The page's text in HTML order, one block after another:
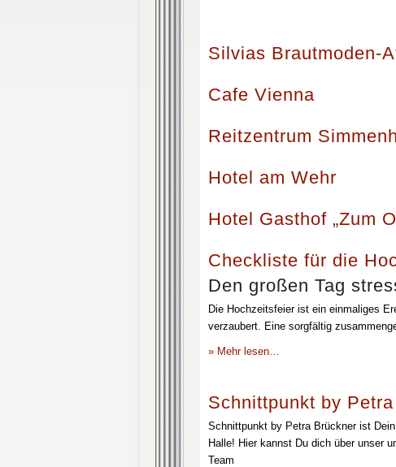
Silvias Brautmoden-
Cafe Vienna
Reitzentrum
Hotel am Wehr
Hotel Gasthof „Zum
Checkliste für die
Den großen Tag
Die Hochzeitsfeier ist ein einmaliges
verzaubert. Eine sorgfältig
» Mehr lesen…
Schnittpunkt by
Schnittpunkt by Petra Brückner ist
Halle! Hier kannst Du dich über unser
Team